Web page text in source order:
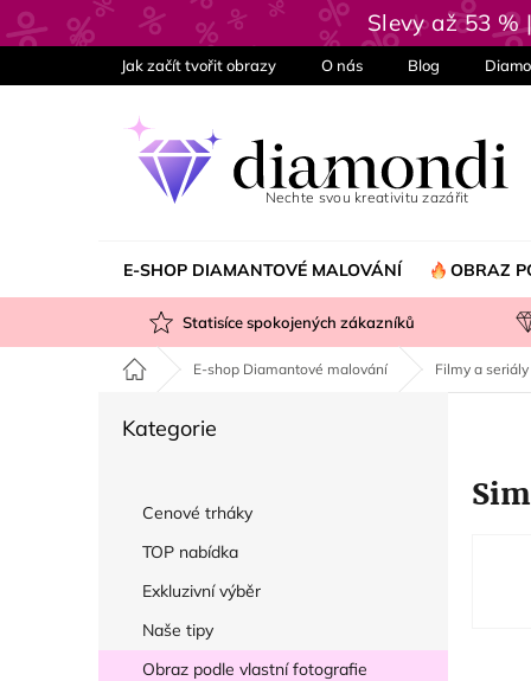
Přejít
na
Slevy až 53 %
Jak začít tvořit obrazy O nás Blog
E-SHOP DIAMANTOVÉ MALOVÁNÍ OBRAZ
Statisíce spokojených zákazníků
Domů E-shop Diamantové malování Filmy a seriály
Přeskočit
Kategorie
Cenové trháky
TOP nabídka
Exkluzivní výběr
Naše tipy
Obraz podle vlastní fotografie